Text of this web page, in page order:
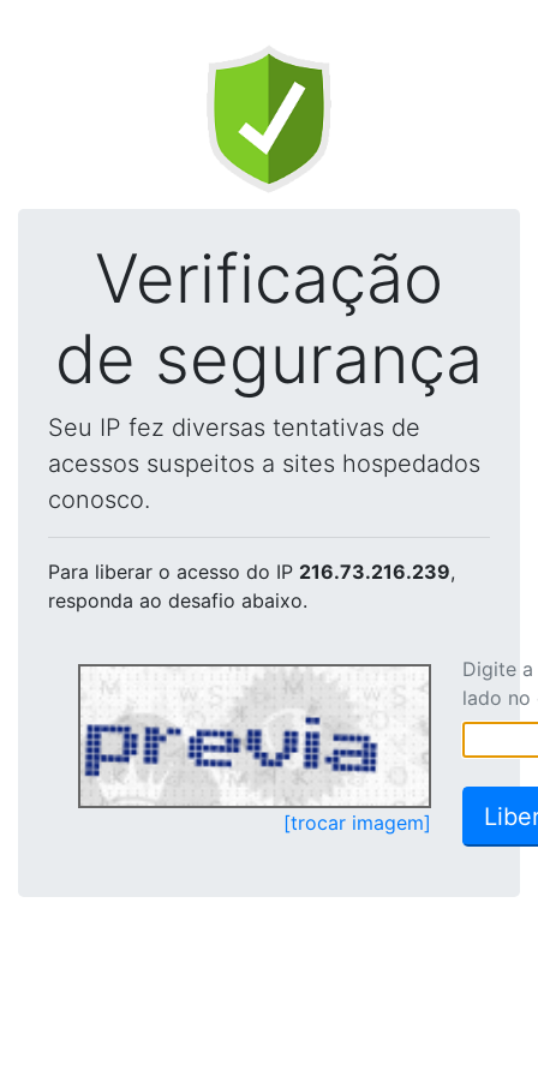
Verificação
de segurança
Seu IP fez diversas tentativas de
acessos suspeitos a sites hospedados
conosco.
Para liberar o acesso do IP 216.73.216.239,
responda ao desafio abaixo.
[trocar imagem]
Digite
lado no